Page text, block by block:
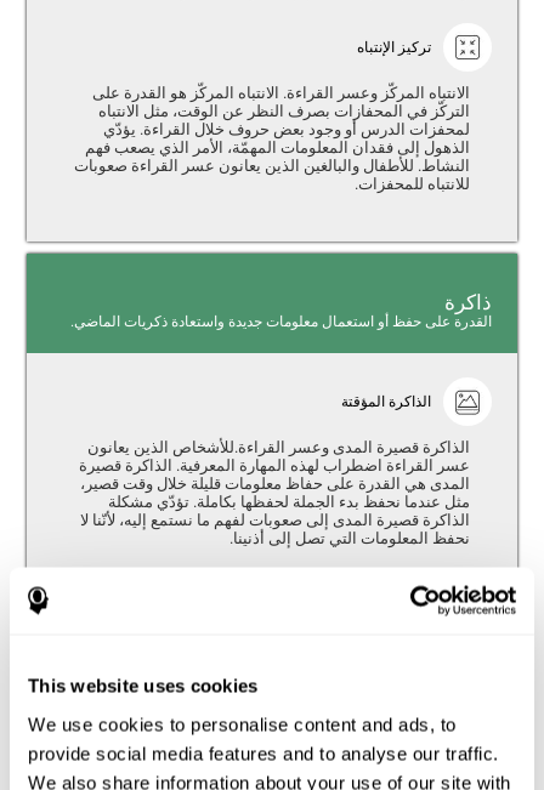
This website uses cookies
We use cookies to personalise content and ads, to
provide social media features and to analyse our traffic.
We also share information about your use of our site with
تركيز الإنتباه
الانتباه المركّز وعسر القراءة. الانتباه المركّز هو القدرة على
التركّز في المحفازات بصرف النظر عن الوقت، مثل الانتباه
لمحفزات الدرس أو وجود بعض حروف خلال القراءة. يؤدّي
الذهول إلى فقدان المعلومات المهمّة، الأمر الذي يصعب فهم
النشاط. للأطفال والبالغين الذين يعانون عسر القراءة صعوبات
للانتباه للمحفزات.
ذاكرة
القدرة على حفظ أو استعمال معلومات جديدة واستعادة ذكريات الماضي.
الذاكرة المؤقتة
الذاكرة قصيرة المدى وعسر القراءة.للأشخاص الذين يعانون
عسر القراءة اضطراب لهذه المهارة المعرفية. الذاكرة قصيرة
المدى هي القدرة على حفاظ معلومات قليلة خلال وقت قصير،
مثل عندما نحفظ بدء الجملة لحفظها بكاملة. تؤدّي مشكلة
الذاكرة قصيرة المدى إلى صعوبات لفهم ما نستمع إليه، لأنّنا لا
نحفظ المعلومات التي تصل إلى أذنينا.
الذاكرة البصرية قصيرة المدى
خلال وقت قصير، مثل الحروف، الكلمات، إلخ. تؤدّي مشكلة
الذاكرة البصرية قصيرة المدى إلى مشاكل لفهم ما نقرأ، لأنّنا لا
نحفظ بدء الجمل.
الذاكرة العاملة